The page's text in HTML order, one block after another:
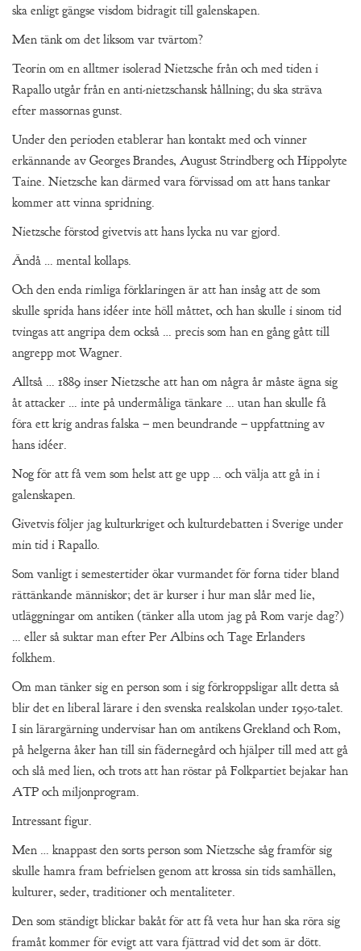
ska enligt gängse visdom bidragit till galenskapen.
Men tänk om det liksom var tvärtom?
Teorin om en alltmer isolerad Nietzsche från och med tiden i
Rapallo utgår från en anti-nietzschansk hållning; du ska sträva
efter massornas gunst.
Under den perioden etablerar han kontakt med och vinner
erkännande av Georges Brandes, August Strindberg och Hippolyte
Taine. Nietzsche kan därmed vara förvissad om att hans tankar
kommer att vinna spridning.
Nietzsche förstod givetvis att hans lycka nu var gjord.
Ändå … mental kollaps.
Och den enda rimliga förklaringen är att han insåg att de som
skulle sprida hans idéer inte höll måttet, och han skulle i sinom tid
tvingas att angripa dem också … precis som han en gång gått till
angrepp mot Wagner.
Alltså … 1889 inser Nietzsche att han om några år måste ägna sig
åt attacker … inte på undermåliga tänkare … utan han skulle få
föra ett krig andras falska – men beundrande – uppfattning av
hans idéer.
Nog för att få vem som helst att ge upp … och välja att gå in i
galenskapen.
Givetvis följer jag kulturkriget och kulturdebatten i Sverige under
min tid i Rapallo.
Som vanligt i semestertider ökar vurmandet för forna tider bland
rättänkande människor; det är kurser i hur man slår med lie,
utläggningar om antiken (tänker alla utom jag på Rom varje dag?)
… eller så suktar man efter Per Albins och Tage Erlanders
folkhem.
Om man tänker sig en person som i sig förkroppsligar allt detta så
blir det en liberal lärare i den svenska realskolan under 1950-talet.
I sin lärargärning undervisar han om antikens Grekland och Rom,
på helgerna åker han till sin fädernegård och hjälper till med att gå
och slå med lien, och trots att han röstar på Folkpartiet bejakar han
ATP och miljonprogram.
Intressant figur.
Men … knappast den sorts person som Nietzsche såg framför sig
skulle hamra fram befrielsen genom att krossa sin tids samhällen,
kulturer, seder, traditioner och mentaliteter.
Den som ständigt blickar bakåt för att få veta hur han ska röra sig
framåt kommer för evigt att vara fjättrad vid det som är dött.